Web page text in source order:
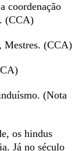
coordenação
(CCA)
Mestres. (CCA)
(Nota
os hindus
Já no século